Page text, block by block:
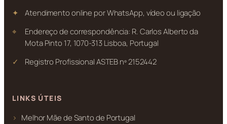
Atendimento online por WhatsApp, vídeo ou ligação
Endereço de correspondência: R. Carlos Alberto da
Mota Pinto 17, 1070-313 Lisboa, Portugal
Registro Profissional ASTEB nº 2152442
LINKS ÚTEIS
Melhor Mãe de Santo de Portugal